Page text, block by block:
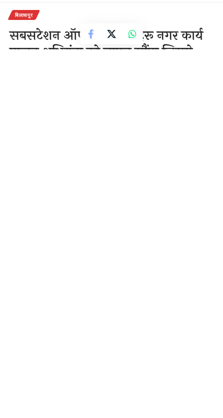
बिलासपुर
सबसटेशन ऑपरेटर द्वारा नेहरू नगर कार्य
पालन अभियंता को ज्ञापन सौंपा जिसमे